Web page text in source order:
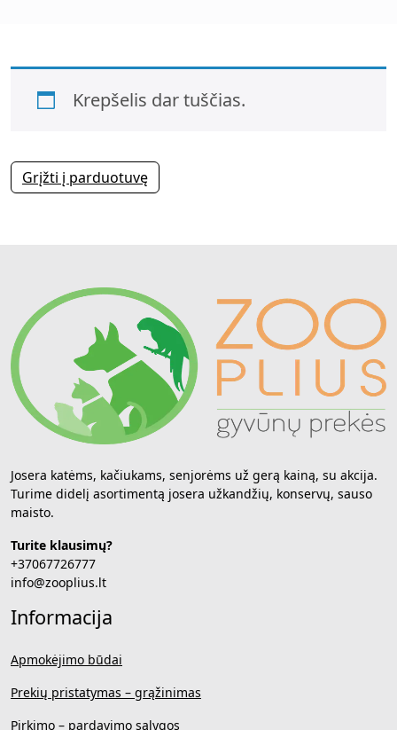
Krepšelis dar tuščias.
Grįžti į parduotuvę
Josera katėms, kačiukams, senjorėms už gerą kainą, su akcija.
Turime didelį asortimentą josera užkandžių, konservų, sauso
maisto.
Turite klausimų?
+37067726777
info@zooplius.lt
Informacija
Apmokėjimo būdai
Prekių pristatymas – grąžinimas
Pirkimo – pardavimo sąlygos